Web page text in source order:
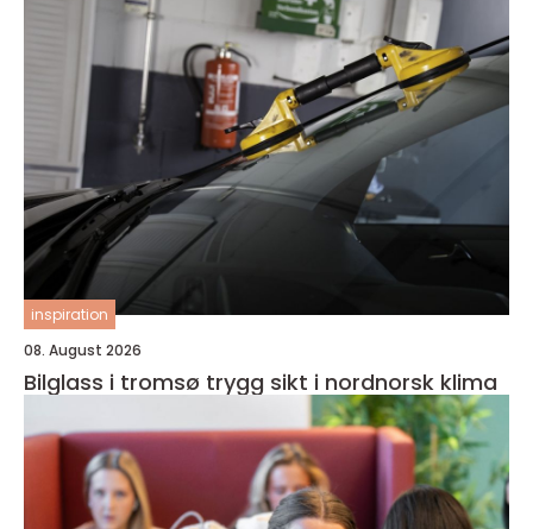
inspiration
08. August 2026
Bilglass i tromsø trygg sikt i nordnorsk klima